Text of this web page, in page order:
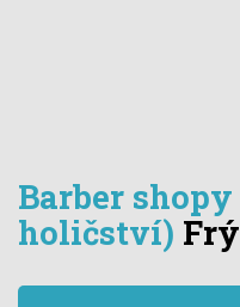
Barber
holičství)